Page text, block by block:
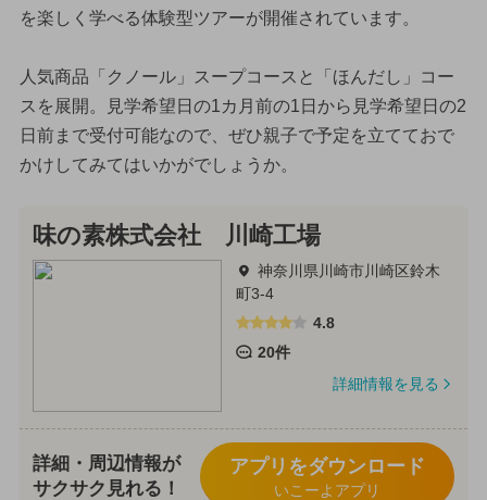
を楽しく学べる体験型ツアーが開催されています。
人気商品「クノール」スープコースと「ほんだし」コー
スを展開。見学希望日の1カ月前の1日から見学希望日の2
日前まで受付可能なので、ぜひ親子で予定を立てておで
かけしてみてはいかがでしょうか。
味の素株式会社 川崎工場
神奈川県川崎市川崎区鈴木
町3-4
4.8
20件
詳細情報を見る
詳細・周辺情報が
サクサク見れる！
アプリをダウンロード
いこーよアプリ